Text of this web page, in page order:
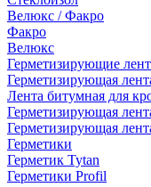
Велюкс / Факро
Факро
Велюкс
Герметизирующие
Герметизирующая
Лента битумная для
Герметизирующая
Герметизирующая
Герметики
Герметик Tytan
Герметики Profil